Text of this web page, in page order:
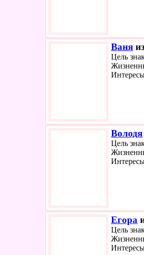
Ваня
Цель
Володя
Цель
Егора
Цель